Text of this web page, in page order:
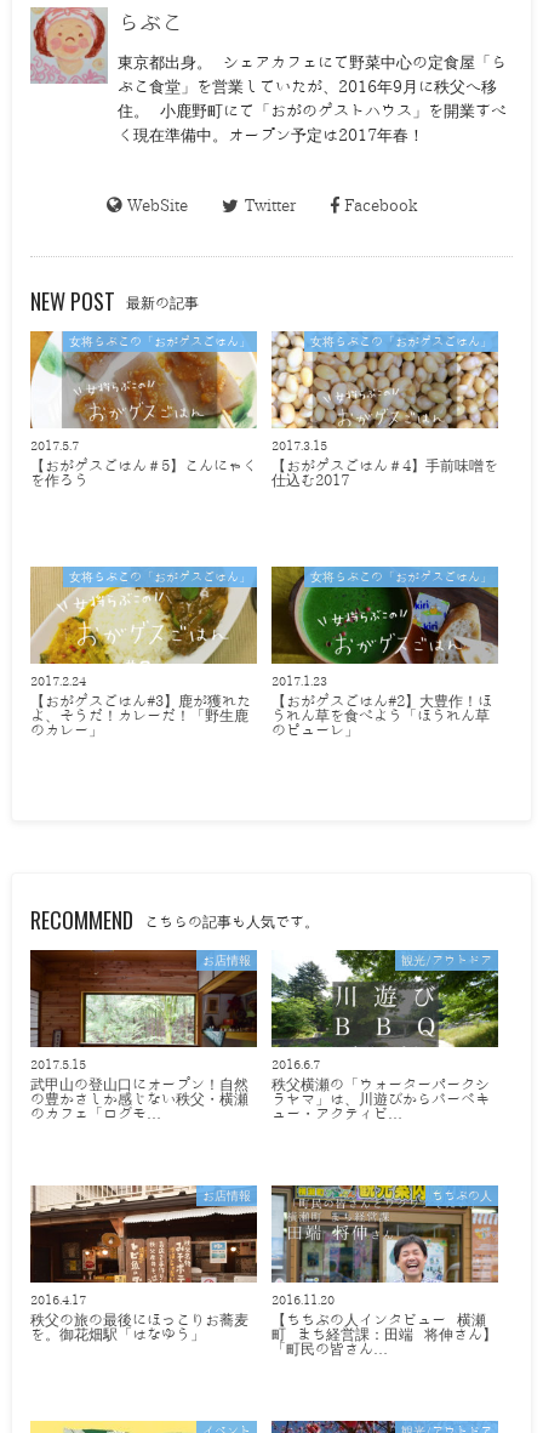
らぶこ
東京都出身。 シェアカフェにて野菜中心の定食屋「ら
ぶこ食堂」を営業していたが、2016年9月に秩父へ移
住。 小鹿野町にて「おがのゲストハウス」を開業すべ
く現在準備中。オープン予定は2017年春！
WebSite Twitter Facebook
NEW POST 最新の記事
女将らぶこの「おがゲスごはん」
2017.5.7
【おがゲスごはん＃5】こんにゃく
を作ろう
女将らぶこの「おがゲスごはん」
2017.3.15
【おがゲスごはん＃4】手前味噌を
仕込む2017
女将らぶこの「おがゲスごはん」
2017.2.24
【おがゲスごはん#3】鹿が獲れた
よ、そうだ！カレーだ！「野生鹿
のカレー」
女将らぶこの「おがゲスごはん」
2017.1.23
【おがゲスごはん#2】大豊作！ほ
うれん草を食べよう「ほうれん草
のピューレ」
RECOMMEND こちらの記事も人気です。
お店情報
2017.5.15
武甲山の登山口にオープン！自然
の豊かさしか感じない秩父・横瀬
のカフェ「ログモ…
観光/アウトドア
2016.6.7
秩父横瀬の「ウォーターパークシ
ラヤマ」は、川遊びからバーベキ
ュー・アクティビ…
お店情報
2016.4.17
秩父の旅の最後にほっこりお蕎麦
を。御花畑駅「はなゆう」
ちちぶの人
2016.11.20
【ちちぶの人インタビュー 横瀬
町 まち経営課：田端 将伸さん】
「町民の皆さん…